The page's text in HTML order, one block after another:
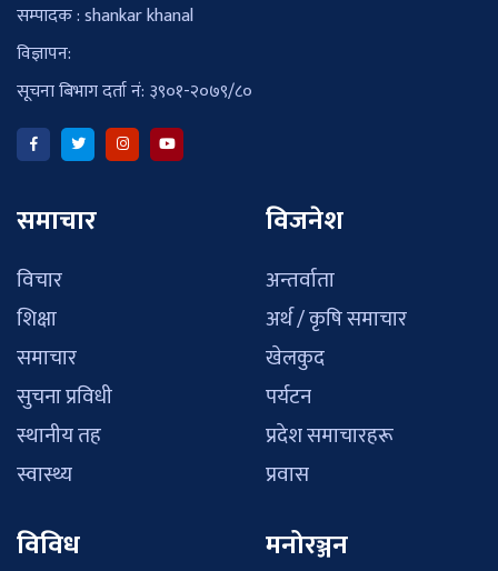
सम्पादक : shankar khanal
विज्ञापन:
सूचना बिभाग दर्ता नं: ३९०१-२०७९/८०
समाचार
विचार
शिक्षा
समाचार
सुचना प्रविधी
स्थानीय तह
स्वास्थ्य
विजनेश
अन्तर्वाता
अर्थ / कृषि समाचार
खेलकुद
पर्यटन
प्रदेश समाचारहरू
प्रवास
विविध मनोरञ्जन